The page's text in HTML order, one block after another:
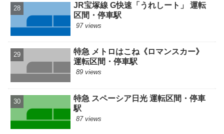
JR宝塚線 G快速「うれしート」 運転
区間・停車駅
97 views
特急 メトロはこね《ロマンスカー》
運転区間・停車駅
89 views
特急 スペーシア日光 運転区間・停車
駅
87 views